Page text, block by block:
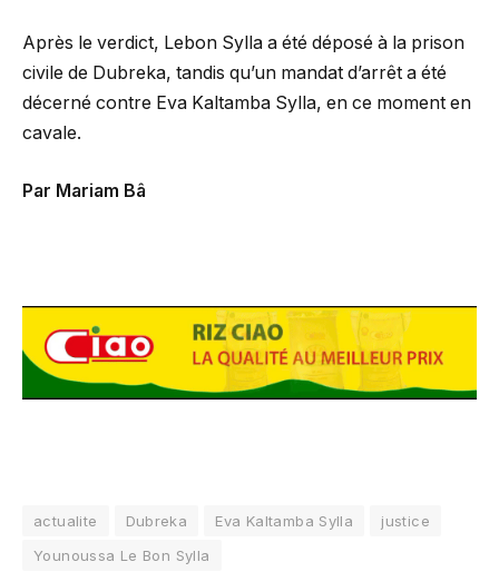
Après le verdict, Lebon Sylla a été déposé à la prison
civile de Dubreka, tandis qu’un mandat d’arrêt a été
décerné contre Eva Kaltamba Sylla, en ce moment en
cavale.
Par Mariam Bâ
actualite Dubreka Eva Kaltamba Sylla
justice
Younoussa Le Bon Sylla